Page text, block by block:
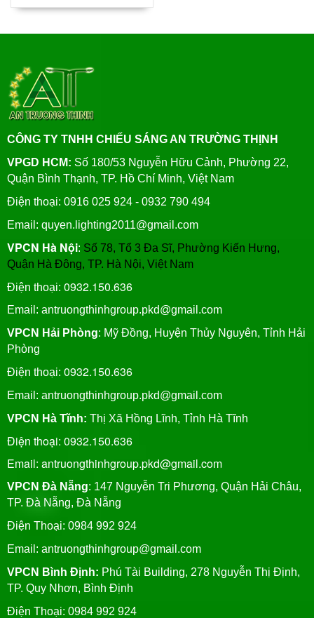
CÔNG TY TNHH CHIẾU SÁNG AN TRƯỜNG THỊNH
VPGD HCM: Số 180/53 Nguyễn Hữu Cảnh, Phường 22,
Quận Bình Thạnh, TP. Hồ Chí Minh, Việt Nam
Điện thoại: 0916 025 924 - 0932 790 494
Email: quyen.lighting2011@gmail.com
VPCN Hà Nội: Số 78, Tổ 3 Đa Sĩ, Phường Kiến Hưng,
Quận Hà Đông, TP. Hà Nội, Việt Nam
Điện thoại: 0932.150.636
Email: antruongthinhgroup.pkd@gmail.com
VPCN Hải Phòng: Mỹ Đồng, Huyện Thủy Nguyên, Tỉnh Hải
Phòng
Điện thoại: 0932.150.636
Email: antruongthinhgroup.pkd@gmail.com
VPCN Hà Tĩnh: Thị Xã Hồng Lĩnh, Tỉnh Hà Tĩnh
Điện thoại: 0932.150.636
Email: antruongthinhgroup.pkd@gmail.com
VPCN Đà Nẵng: 147 Nguyễn Tri Phương, Quận Hải Châu,
TP. Đà Nẵng, Đà Nẵng
Điện Thoại: 0984 992 924
Email: antruongthinhgroup@gmail.com
VPCN Bình Định: Phú Tài Building, 278 Nguyễn Thị Định,
TP. Quy Nhơn, Bình Định
Điện Thoại: 0984 992 924